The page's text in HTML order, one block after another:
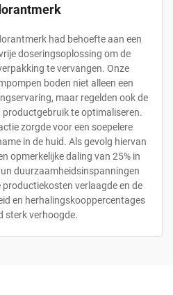
had behoefte aan een
doseringsoplossing om de
te vervangen. Onze
boden niet alleen een
maar regelden ook de
te optimaliseren.
zorgde voor een soepelere
in de huid. Als gevolg hiervan
opmerkelijke daling van 25% in
duurzaamheidsinspanningen
verlaagde en de
en herhalingskooppercentages
sterk verhoogde.